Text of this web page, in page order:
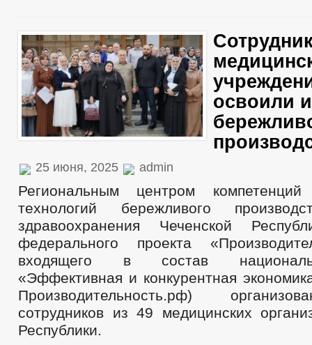
освоили
25 июня, 2025 admin
Региональным центром
технологий бережливого
здравоохранения Чеченской
федерального проекта
входящего в состав
«Эффективная и конкурентная
Производительность.рф)
сотрудников из 49 медицинских
Республики.